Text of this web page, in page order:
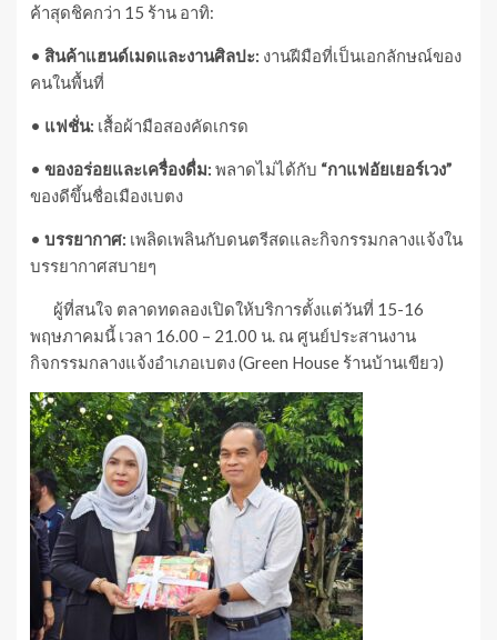
ค้าสุดชิคกว่า 15 ร้าน อาทิ:
• สินค้าแฮนด์เมดและงานศิลปะ: งานฝีมือที่เป็นเอกลักษณ์ของ
คนในพื้นที่
• แฟชั่น: เสื้อผ้ามือสองคัดเกรด
• ของอร่อยและเครื่องดื่ม: พลาดไม่ได้กับ “กาแฟอัยเยอร์เวง”
ของดีขึ้นชื่อเมืองเบตง
• บรรยากาศ: เพลิดเพลินกับดนตรีสดและกิจกรรมกลางแจ้งใน
บรรยากาศสบายๆ
ผู้ที่สนใจ ตลาดทดลองเปิดให้บริการตั้งแต่วันที่ 15-16
พฤษภาคมนี้ เวลา 16.00 – 21.00 น. ณ ศูนย์ประสานงาน
กิจกรรมกลางแจ้งอำเภอเบตง (Green House ร้านบ้านเขียว)